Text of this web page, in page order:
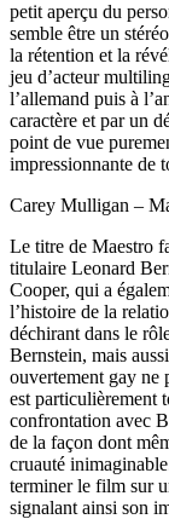
petit aperçu du
semble être un
la rétention et la
jeu d’acteur
l’allemand puis à
caractère et par un
point de vue
impressionnante de
Carey Mulligan –
Le titre de Maestro
titulaire Leonard
Cooper, qui a
l’histoire de la
déchirant dans le
Bernstein, mais
ouvertement gay ne
est particulièrement
confrontation avec
de la façon dont
cruauté
terminer le film sur
signalant ainsi son